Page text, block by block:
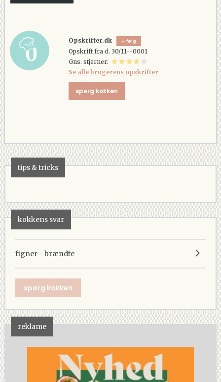
Opskrifter.dk følg
Opskrift fra d. 30/11--0001
Gns. stjerner:
Se alle brugerens opskrifter
spørg kokken
tips & tricks
kokkens svar
figner - brændte
spørg kokken
reklame